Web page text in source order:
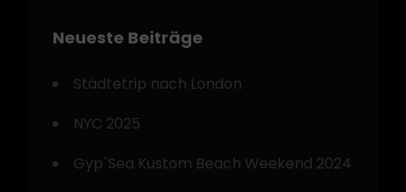
Neueste Beiträge
Städtetrip nach London
NYC 2025
Gyp`Sea Kustom Beach Weekend 2024